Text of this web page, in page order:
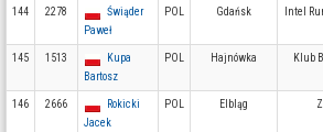
144 2278
Świąder
Paweł
POL Gdańsk
Intel
145 1513
Kupa
Bartosz
POL Hajnówka Klub
146 2666
Rokicki
Jacek
POL Elbląg